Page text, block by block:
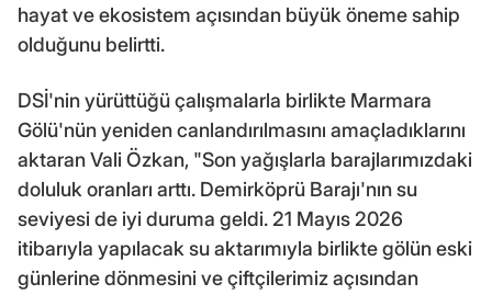
hayat ve ekosistem açısından büyük öneme sahip
olduğunu belirtti.
DSİ'nin yürüttüğü çalışmalarla birlikte Marmara
Gölü'nün yeniden canlandırılmasını amaçladıklarını
aktaran Vali Özkan, "Son yağışlarla barajlarımızdaki
doluluk oranları arttı. Demirköprü Barajı'nın su
seviyesi de iyi duruma geldi. 21 Mayıs 2026
itibarıyla yapılacak su aktarımıyla birlikte gölün eski
günlerine dönmesini ve çiftçilerimiz açısından